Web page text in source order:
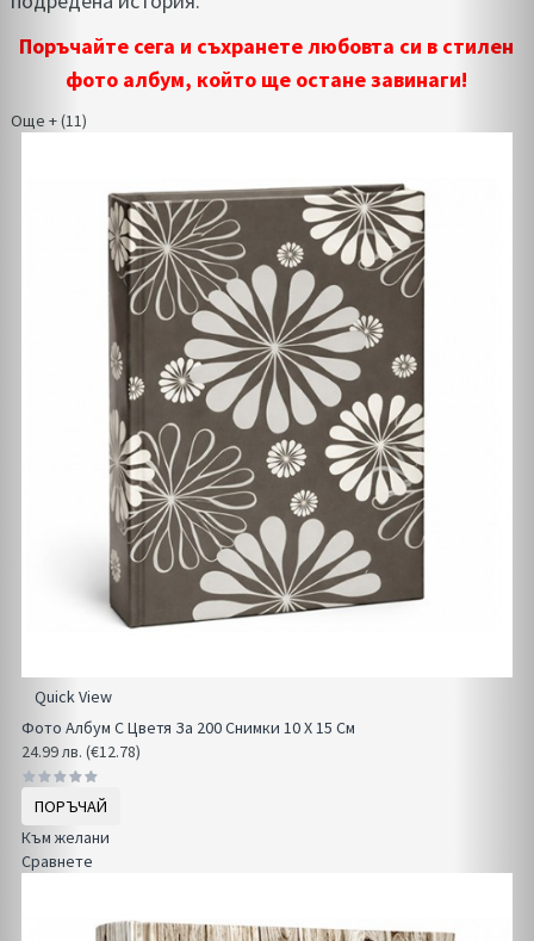
Поръчайте сега и съхранете любовта си в стилен
фото албум, който ще остане завинаги!
Още + (11)
Quick View
Фото Албум С Цветя За 200 Снимки 10 Х 15 См
24.99 лв. (€12.78)
ПОРЪЧАЙ
Към желани
Сравнете